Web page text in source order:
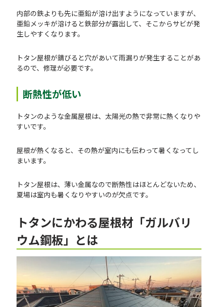
内部の鉄よりも先に亜鉛が溶け出すようになっていますが、
亜鉛メッキが溶けると鉄部分が露出して、そこからサビが発
生しやすくなります。
トタン屋根が錆びると穴があいて雨漏りが発生することがあ
るので、修理が必要です。
断熱性が低い
トタンのような金属屋根は、太陽光の熱で非常に熱くなりや
すいです。
屋根が熱くなると、その熱が室内にも伝わって暑くなってし
まいます。
トタン屋根は、薄い金属なので断熱性はほとんどないため、
夏場は室内も暑くなりやすいのが欠点です。
トタンにかわる屋根材「ガルバリ
ウム鋼板」とは